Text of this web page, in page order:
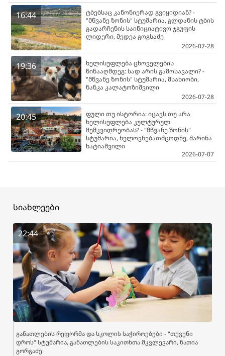
16:44
ტბებსაც კანონიერად გვიყიდიან? -
"მწვანე ზონის" სტუმარია, გლდანის ტბის
გადარჩენის საინიციატივო ჯგუფის
ლიდერი, მედეა გოგსაძე
2026-07-28
19:36
ხელისუფლება ცხოველების
წინააღმდეგ: სად არის გამოსავალი? -
"მწვანე ზონის" სტუმარია, მსახიობი,
ნანკა კალატოზიშვილი
2026-07-28
20:45
ფული თუ ისტორია: იცავს თუ არა
ხელისუფლება კულტურულ
მემკვიდრეობას? - "მწვანე ზონის"
სტუმარია, ხელოვნებათმცოდნე, მარინა
ხატიაშვილი
2026-07-07
სიახლეები
22:44
განათლების რეფორმა და სკოლის საჭიროებები - "თქვენი
დროს" სტუმარია, განათლების საკითხთა მკვლევარი, ნათია
გორგაძე